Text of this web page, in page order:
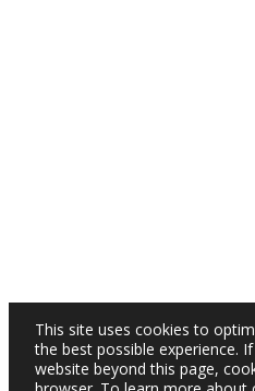
This site uses cookies to
the best possible experience.
website beyond this page,